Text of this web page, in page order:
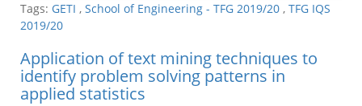
Tags: GETI , School of Engineering - TFG 2019/20 , TFG IQS
2019/20
Application of text mining techniques to
identify problem solving patterns in
applied statistics